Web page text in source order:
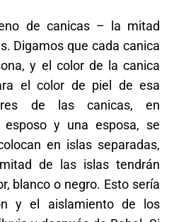
de canicas – la mitad
Digamos que cada canica
y el color de la canica
el color de piel de esa
de las canicas, en
esposo y una esposa, se
en islas separadas,
de las islas tendrán
blanco o negro. Esto sería
y el aislamiento de los